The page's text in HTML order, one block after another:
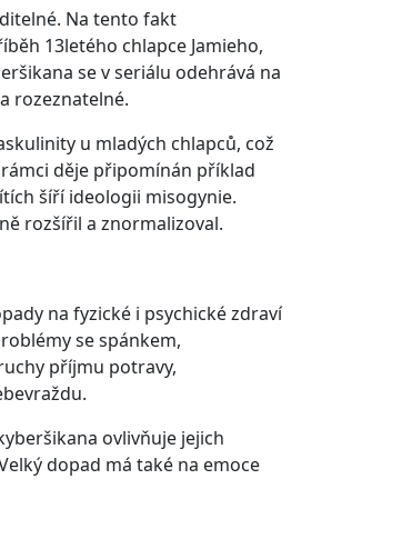
Na tento fakt
13letého chlapce Jamieho,
se v seriálu odehrává na
rozeznatelné.
u mladých chlapců, což
děje připomínán příklad
šíří ideologii misogynie.
rozšířil a znormalizoval.
na fyzické i psychické zdraví
se spánkem,
příjmu potravy,
ovlivňuje jejich
dopad má také na emoce